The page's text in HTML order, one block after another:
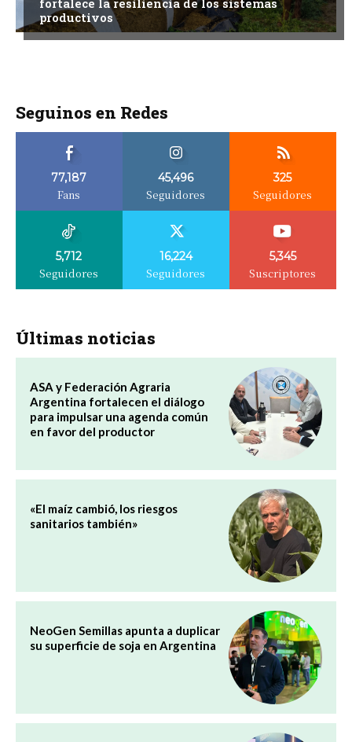
productivos
Seguinos en Redes
77,187
Fans
45,496
Seguidores
325
Seguidores
5,712
Seguidores
16,224
Seguidores
5,345
Suscriptores
Últimas noticias
ASA y Federación Agraria
Argentina fortalecen el diálogo
para impulsar una agenda común
en favor del productor
«El maíz cambió, los riesgos
sanitarios también»
NeoGen Semillas apunta a duplicar
su superficie de soja en Argentina